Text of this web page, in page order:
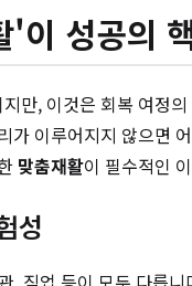
이 성공의
만, 이것은 회복 여정
이루어지지 않으면
맞춤재활이 필수적인
성